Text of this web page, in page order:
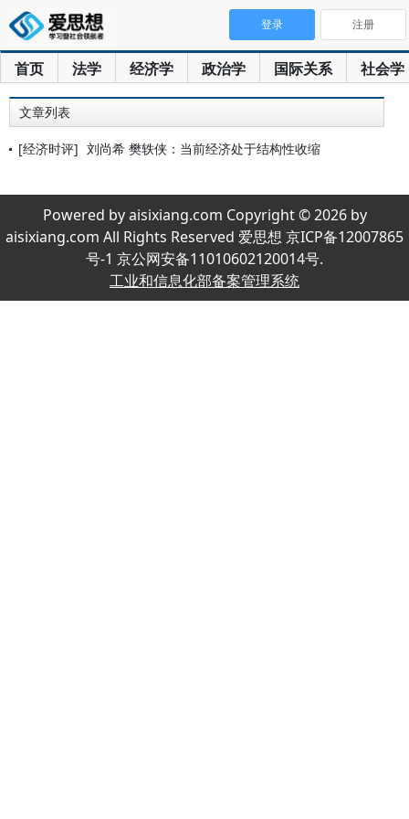
首页 法学 经济学 政治学 国际关系 社会学
登录 注册
文章列表
[经济时评] 刘尚希 樊轶侠：当前经济处于结构性收缩
Powered by aisixiang.com Copyright © 2026 by
aisixiang.com All Rights Reserved 爱思想 京ICP备12007865
号-1 京公网安备11010602120014号.
工业和信息化部备案管理系统